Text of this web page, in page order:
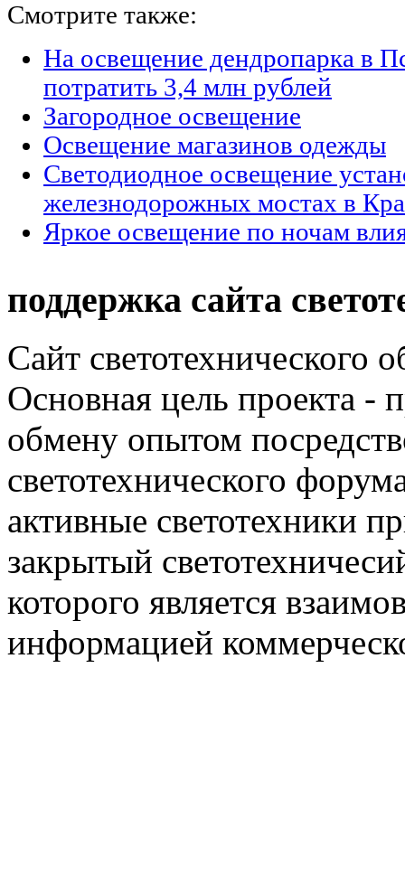
Смотрите также:
На освещение дендропарка в
потратить 3,4 млн рублей
Загородное освещение
Освещение магазинов одежды
Светодиодное освещение
железнодорожных мостах в
Яркое освещение по ночам
поддержка сайта
Сайт светотехнического
Основная цель проекта -
обмену опытом
светотехнического
активные светотехники
закрытый
которого является
информацией